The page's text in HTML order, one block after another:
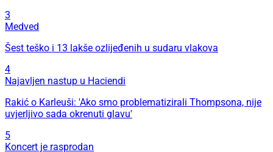
3
Medved
Šest teško i 13 lakše ozlijeđenih u sudaru vlakova
4
Najavljen nastup u Haciendi
Rakić o Karleuši: 'Ako smo problematizirali Thompsona, nije
uvjerljivo sada okrenuti glavu'
5
Koncert je rasprodan